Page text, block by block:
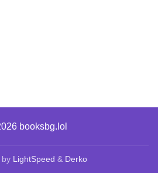
booksbg.lol
by LightSpeed & Derko